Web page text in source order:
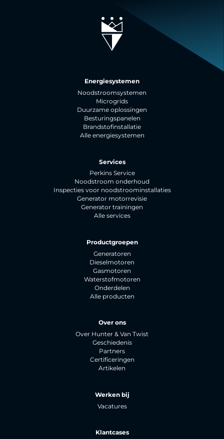
Energiesystemen
Noodstroomsystemen
Microgrids
Duurzame oplossingen
Besturingspanelen
Brandstofinstallatie
Alle energiesystemen
Services
Perkins Service
Noodstroom onderhoud
Inspecties voor noodstroominstallaties
Generator motorrevisie
Generator trainingen
Alle services
Productgroepen
Generatoren
Dieselmotoren
Gasmotoren
Waterstofmotoren
Onderdelen
Alle producten
Over ons
Over Hunter & Van Twist
Geschiedenis
Partners
Certificeringen
Artikelen
Werken bij
Vacatures
Klantcases